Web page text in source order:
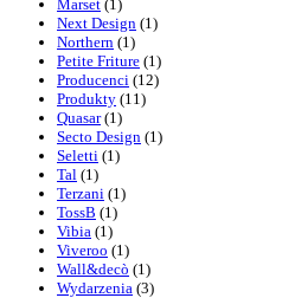
Marset (1)
Next Design (1)
Northern (1)
Petite Friture (1)
Producenci (12)
Produkty (11)
Quasar(1)
Secto Design (1)
Seletti (1)
Tal (1)
Terzani (1)
TossB (1)
Vibia (1)
Viveroo (1)
Wall&decò (1)
Wydarzenia (3)